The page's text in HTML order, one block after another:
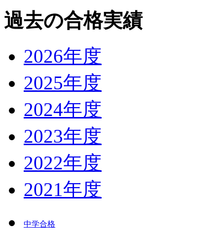
過去の合格実績
2026年度
2025年度
2024年度
2023年度
2022年度
2021年度
中学合格